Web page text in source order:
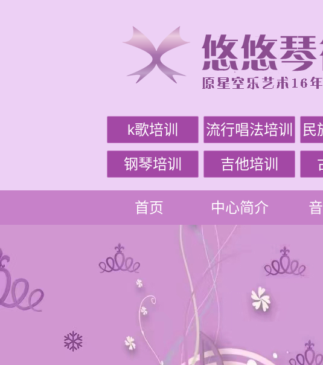
k歌培训 流行唱法培训 民
钢琴培训 吉他培训
首页 中心简介